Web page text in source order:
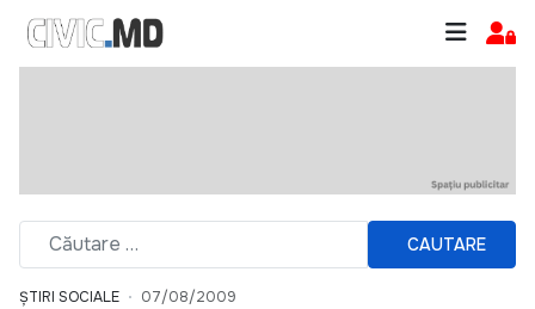
CAUTARE
ȘTIRI SOCIALE 07/08/2009